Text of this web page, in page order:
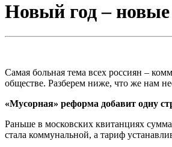
Новый год –
Самая больная тема всех россиян –
обществе. Разберем ниже, что же нам
«Мусорная» реформа добавит одну
Раньше в московских квитанциях
стала коммунальной, а тариф